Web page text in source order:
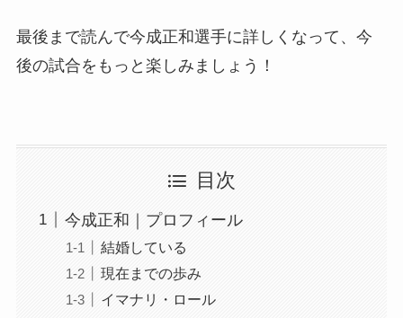
最後まで読んで今成正和選手に詳しくなって、今
後の試合をもっと楽しみましょう！
目次
今成正和｜プロフィール
結婚している
現在までの歩み
イマナリ・ロール